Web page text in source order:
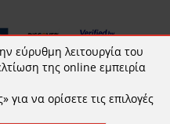
ιστοσελίδων -
εύρυθμη λειτουργία του
της online εμπειρία
για να ορίσετε τις επιλογές